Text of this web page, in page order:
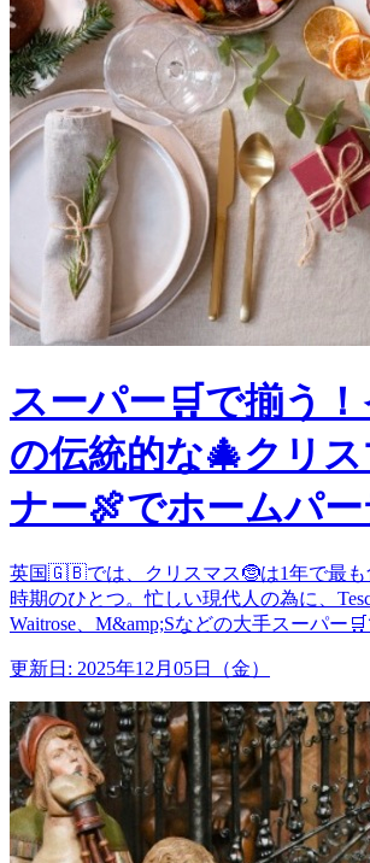
スーパー🛒で揃う
の伝統的な🎄クリ
ナー🍖でホームパ
英国🇬🇧では、クリスマス🤶は1年で最も
時期のひとつ。忙しい現代人の為に、
Waitrose、M&amp;Sなどの大手スーパー
更新日: 2025年12月05日（金）